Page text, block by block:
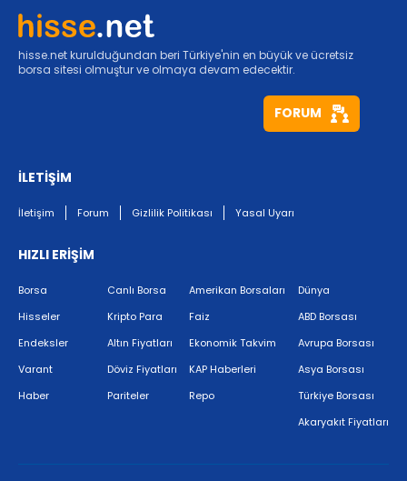
hisse.net kurulduğundan beri Türkiye'nin en büyük ve ücretsiz
borsa sitesi olmuştur ve olmaya devam edecektir.
FORUM
İLETİŞİM
İletişim Forum Gizlilik Politikası Yasal Uyarı
HIZLI ERİŞİM
Borsa
Hisseler
Endeksler
Varant
Haber
Canlı Borsa
Kripto Para
Altın Fiyatları
Döviz Fiyatları
Pariteler
Amerikan Borsaları
Faiz
Ekonomik Takvim
KAP Haberleri
Repo
Dünya
ABD Borsası
Avrupa Borsası
Asya Borsası
Türkiye Borsası
Akaryakıt Fiyatları